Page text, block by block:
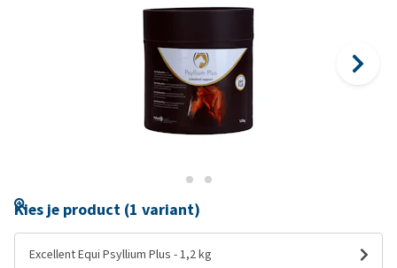
Kies je product (1 variant)
Excellent Equi Psyllium Plus - 1,2 kg